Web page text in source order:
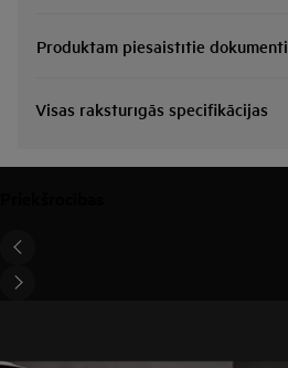
Produktam piesaistītie dokumenti
Visas raksturīgās specifikācijas